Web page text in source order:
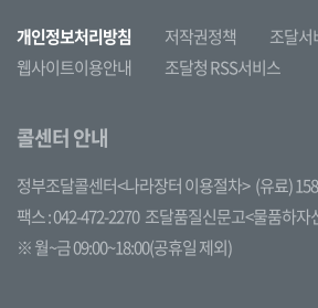
개인정보처리방침 저작권정책
조달서
웹사이트이용안내
조달청 RSS서비스
콜센터 안내
정부조달콜센터<나라장터 이용절차> (유료)
팩스 : 042-472-2270 조달품질신문고<물품하자
※ 월~금 09:00~18:00(공휴일 제외)